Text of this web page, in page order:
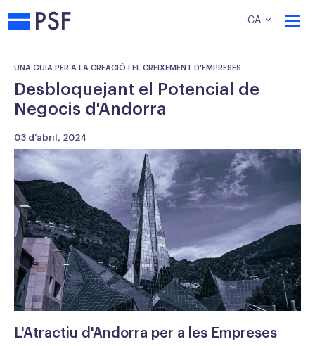
PSF CA
UNA GUIA PER A LA CREACIÓ I EL CREIXEMENT D'EMPRESES
Desbloquejant el Potencial de
Negocis d'Andorra
03 d’abril, 2024
L'Atractiu d'Andorra per a les Empreses